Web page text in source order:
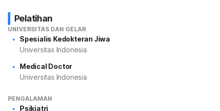
Pelatihan
UNIVERSITAS DAN GELAR
Spesialis Kedokteran Jiwa
Universitas Indonesia
Medical Doctor
Universitas Indonesia
PENGALAMAN
Psikiatri